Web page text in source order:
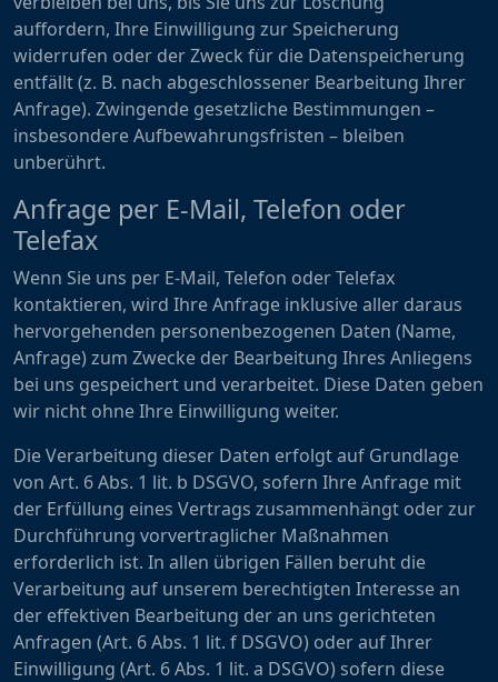
auffordern, Ihre Einwilligung zur Speicherung
widerrufen oder der Zweck für die Datenspeicherung
entfällt (z. B. nach abgeschlossener Bearbeitung Ihrer
Anfrage). Zwingende gesetzliche Bestimmungen –
insbesondere Aufbewahrungsfristen – bleiben
unberührt.
Anfrage per E-Mail, Telefon oder
Telefax
Wenn Sie uns per E-Mail, Telefon oder Telefax
kontaktieren, wird Ihre Anfrage inklusive aller daraus
hervorgehenden personenbezogenen Daten (Name,
Anfrage) zum Zwecke der Bearbeitung Ihres Anliegens
bei uns gespeichert und verarbeitet. Diese Daten geben
wir nicht ohne Ihre Einwilligung weiter.
Die Verarbeitung dieser Daten erfolgt auf Grundlage
von Art. 6 Abs. 1 lit. b DSGVO, sofern Ihre Anfrage mit
der Erfüllung eines Vertrags zusammenhängt oder zur
Durchführung vorvertraglicher Maßnahmen
erforderlich ist. In allen übrigen Fällen beruht die
Verarbeitung auf unserem berechtigten Interesse an
der effektiven Bearbeitung der an uns gerichteten
Anfragen (Art. 6 Abs. 1 lit. f DSGVO) oder auf Ihrer
Einwilligung (Art. 6 Abs. 1 lit. a DSGVO) sofern diese